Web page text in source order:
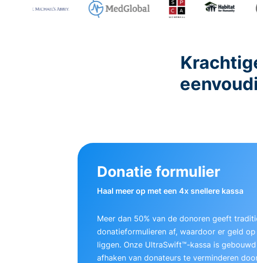
Donatie formulier
Haal meer op met een 4x snellere kassa
Meer dan 50% van de donoren geeft
donatieformulieren af, waardoor er geld
liggen. Onze UltraSwift™-kassa is
afhaken van donateurs te verminderen